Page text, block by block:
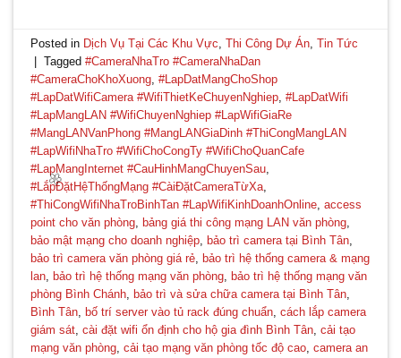
Posted in Dịch Vụ Tại Các Khu Vực,Thi Công Dự Án,Tin Tức
Tagged#CameraNhaTro #CameraNhaDan
#CameraChoKhoXuong,#LapDatMangChoShop
#LapDatWifiCamera #WifiThietKeChuyenNghiep,#LapDatWifi
#LapMangLAN #WifiChuyenNghiep #LapWifiGiaRe
#MangLANVanPhong #MangLANGiaDinh #ThiCongMangLAN
#LapWifiNhaTro #WifiChoCongTy #WifiChoQuanCafe
#LapMangInternet #CauHinhMangChuyenSau,
#LắpĐặtHệThốngMạng #CàiĐặtCameraTừXa,
#ThiCongWifiNhaTroBinhTan #LapWifiKinhDoanhOnline,access
point cho văn phòng, bảng giá thi công mạng LAN văn phòng,
bảo mật mạng cho doanh nghiệp, bảo trì camera tại Bình Tân,
bảo trì camera văn phòng giá rẻ, bảo trì hệ thống camera & mạng
lan, bảo trì hệ thống mạng văn phòng, bảo trì hệ thống mạng văn
phòng Bình Chánh, bảo trì và sửa chữa camera tại Bình Tân,
Bình Tân, bố trí server vào tủ rack đúng chuẩn,cách lắp camera
giám sát,cài đặt wifi ổn định cho hộ gia đình Bình Tân,cải tạo
mạng văn phòng,cải tạo mạng văn phòng tốc độ cao,camera an